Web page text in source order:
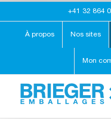
content
+41 32 864
À propos Nos sites
Mon